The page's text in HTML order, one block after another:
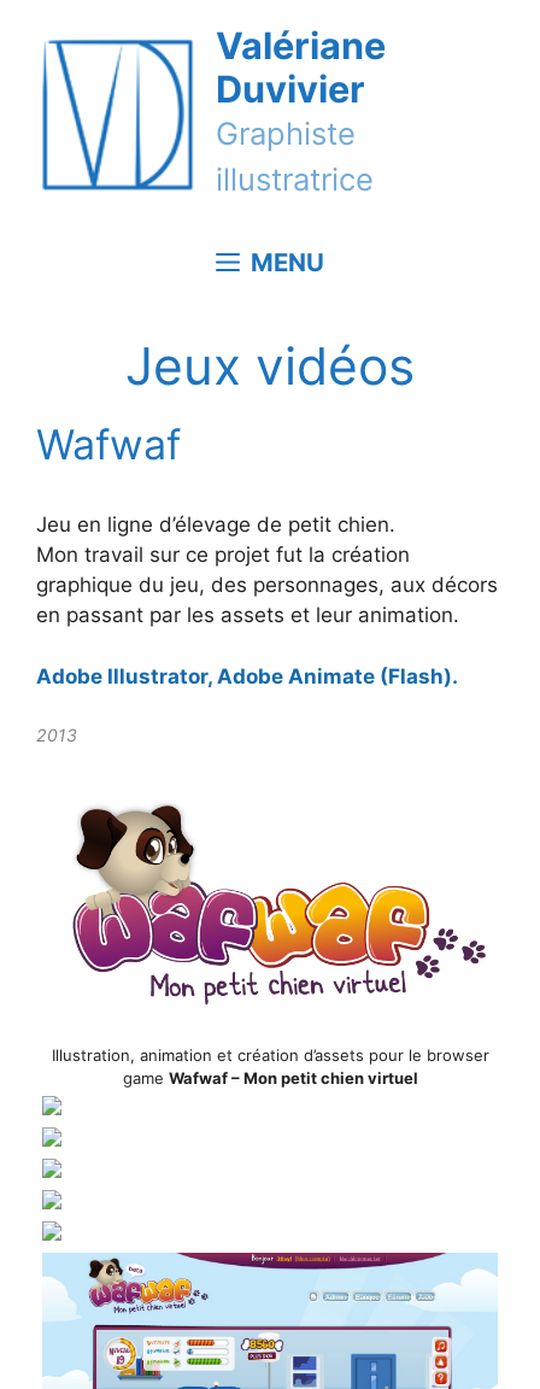
contenu
Valériane
Duvivier
Graphiste
illustratrice
MENU
Jeux vidéos
Wafwaf
Jeu en ligne d’élevage de petit chien.
Mon travail sur ce projet fut la création
graphique du jeu, des personnages, aux décors
en passant par les assets et leur animation.
Adobe Illustrator, Adobe Animate (Flash).
2013
Illustration, animation et création d’assets pour le browser
game Wafwaf – Mon petit chien virtuel